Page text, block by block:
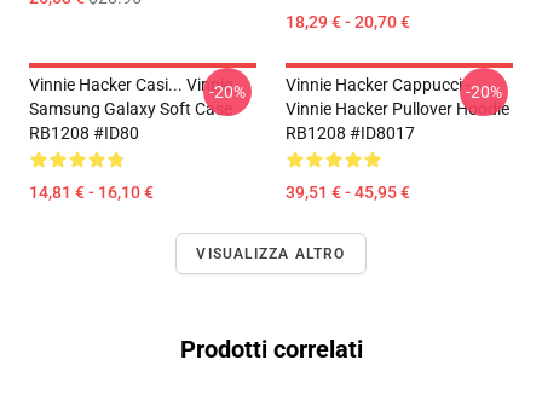
18,29 € - 20,70 €
Vinnie Hacker Casi... Vinnie
Samsung Galaxy Soft Case
RB1208 #ID80
14,81 € - 16,10 €
-20%
Vinnie Hacker Cappucci -
Vinnie Hacker Pullover Hoodie
RB1208 #ID8017
39,51 € - 45,95 €
-20%
VISUALIZZA ALTRO
Prodotti correlati